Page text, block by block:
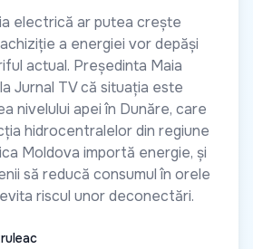
electrică ar putea crește
a energiei vor depăși
actual. Președinta Maia
Jurnal TV că situația este
nivelului apei în Dunăre, care
hidrocentralelor din regiune
Moldova importă energie, și
să reducă consumul în orele
riscul unor deconectări.